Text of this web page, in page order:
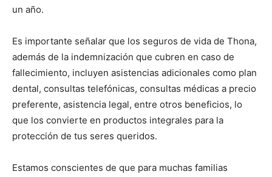
un año.
Es importante señalar que los seguros de vida de Thona,
además de la indemnización que cubren en caso de
fallecimiento, incluyen asistencias adicionales como plan
dental, consultas telefónicas, consultas médicas a precio
preferente, asistencia legal, entre otros beneficios, lo
que los convierte en productos integrales para la
protección de tus seres queridos.
Estamos conscientes de que para muchas familias